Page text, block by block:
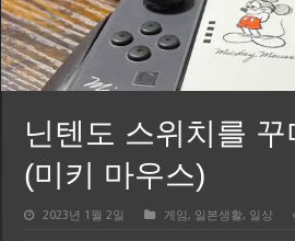
닌텐도 스위치를
(미키 마우스)
2023년 1월 2일 게임, 일본생활, 일상